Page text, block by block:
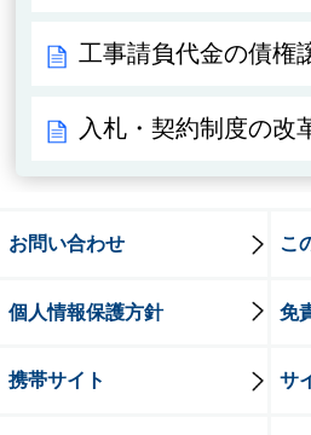
工事請負代金の債権
入札・契約制度の改
お問い合わせ こ
個人情報保護方針 免
携帯サイト サ